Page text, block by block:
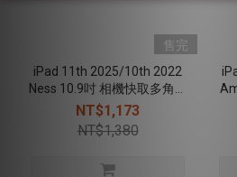
售完
iPad 11th 2025/10th 2022
Ness 10.9吋 相機快取多角度
折疊布紋皮套(磁扣) - 粉
NT$1,173
NT$1,380